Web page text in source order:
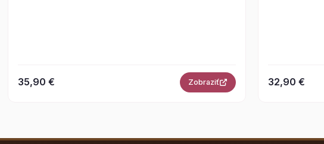
35,90 € Zobraziť 32,90 €